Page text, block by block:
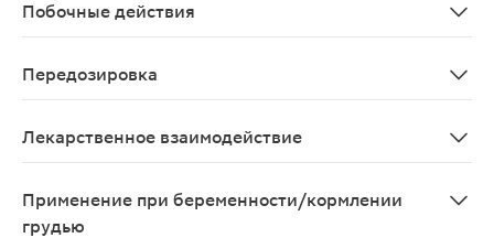
Побочные действия
Передозировка
Лекарственное взаимодействие
Применение при беременности/кормлении
грудью